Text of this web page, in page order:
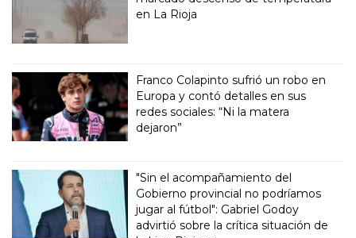
en La Rioja
Franco Colapinto sufrió un robo en
Europa y contó detalles en sus
redes sociales: “Ni la matera
dejaron”
"Sin el acompañamiento del
Gobierno provincial no podríamos
jugar al fútbol": Gabriel Godoy
advirtió sobre la crítica situación de